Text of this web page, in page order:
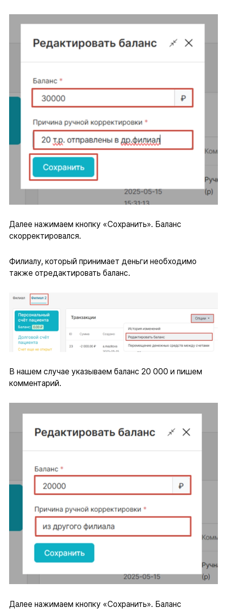
Далее нажимаем кнопку «Сохранить». Баланс
скорректировался.
Филиалу, который принимает деньги необходимо
также отредактировать баланс.
В нашем случае указываем баланс 20 000 и пишем
комментарий.
Далее нажимаем кнопку «Сохранить». Баланс